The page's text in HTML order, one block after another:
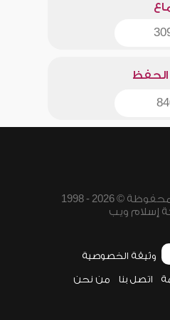
الحفظ
جميع الحقوق محفوظة © 2026 - 1998
إسلام ويب
وثيقة الخصوصية
اتصل بنا من نحن